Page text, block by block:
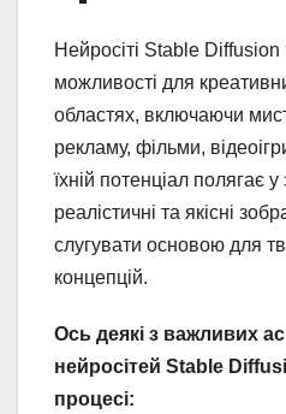
Нейросіті Stable
можливості для
областях, включаючи
рекламу, фільми,
їхній потенціал полягає
реалістичні та якісні
слугувати основою для
концепцій.
Ось деякі з важливих
нейросітей Stable
процесі: